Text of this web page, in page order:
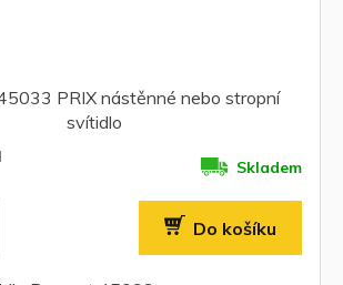
PRIX nástěnné nebo stropní
svítidlo
Skladem
Do košíku